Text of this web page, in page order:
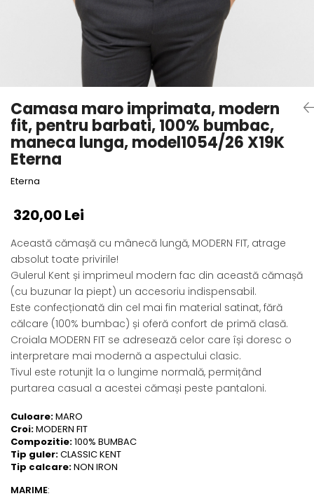
Camasa maro imprimata, modern
fit, pentru barbati, 100% bumbac,
maneca lunga, model1054/26 X19K
Eterna
Eterna
320,00 Lei
Această cămașă cu mânecă lungă, MODERN FIT, atrage
absolut toate privirile!
Gulerul Kent și imprimeul modern fac din această cămașă
(cu buzunar la piept) un accesoriu indispensabil.
Este confecționată din cel mai fin material satinat, fără
călcare (100% bumbac) și oferă confort de primă clasă.
Croiala MODERN FIT se adresează celor care își doresc o
interpretare mai modernă a aspectului clasic.
Tivul este rotunjit la o lungime normală, permițând
purtarea casual a acestei cămași peste pantaloni.
Culoare:MARO
Croi:MODERN FIT
Compozitie:100% BUMBAC
Tip guler:CLASSIC KENT
Tip calcare:NON IRON
MARIME: